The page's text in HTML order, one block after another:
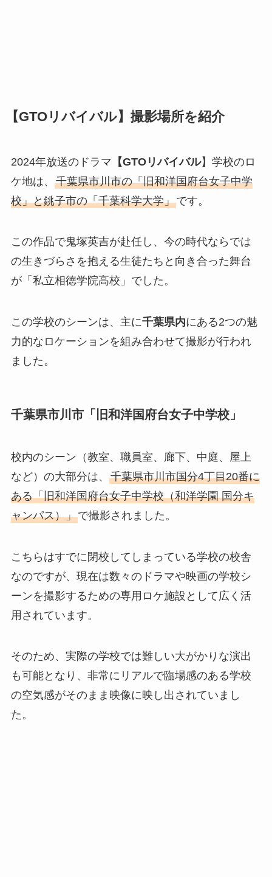
【GTOリバイバル】撮影場所を紹介
2024年放送のドラマ 【GTOリバイバル】学校のロ
ケ地は、 千葉県市川市の「旧和洋国府台女子中学
校」と銚子市の「千葉科学大学」です。
この作品で鬼塚英吉が赴任し、今の時代ならでは
の生きづらさを抱える生徒たちと向き合った舞台
が「私立相徳学院高校」でした。
この学校のシーンは、主に千葉県内にある2つの魅
力的なロケーションを組み合わせて撮影が行われ
ました。
千葉県市川市「旧和洋国府台女子中学校」
校内のシーン（教室、職員室、廊下、中庭、屋上
など）の大部分は、 千葉県市川市国分4丁目20番に
ある「旧和洋国府台女子中学校（和洋学園 国分キ
ャンパス）」で撮影されました。
こちらはすでに閉校してしまっている学校の校舎
なのですが、現在は数々のドラマや映画の学校シ
ーンを撮影するための専用ロケ施設として広く活
用されています。
そのため、実際の学校では難しい大がかりな演出
も可能となり、非常にリアルで臨場感のある学校
の空気感がそのまま映像に映し出されていまし
た。